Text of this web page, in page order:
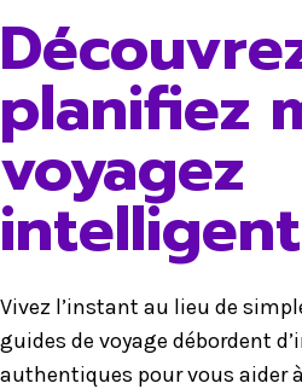
planifiez
voyagez
intelligent
Vivez l’instant au lieu de
guides de voyage débordent
authentiques pour vous aider